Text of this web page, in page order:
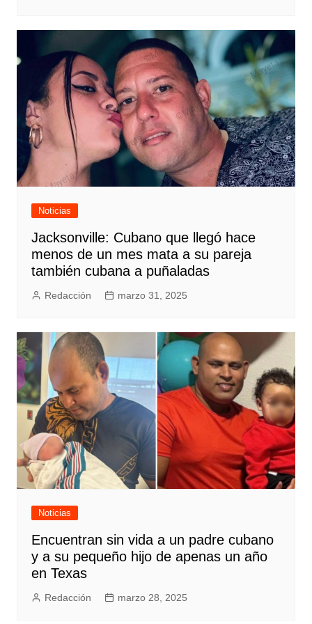
Noticias
Jacksonville: Cubano que llegó hace
menos de un mes mata a su pareja
también cubana a puñaladas
Redacción marzo 31, 2025
Noticias
Encuentran sin vida a un padre cubano
y a su pequeño hijo de apenas un año
en Texas
Redacción marzo 28, 2025